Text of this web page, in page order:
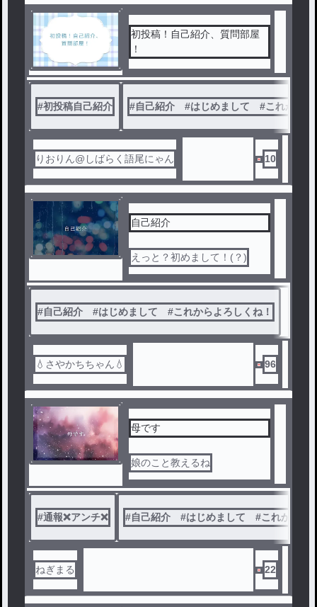
初投稿！自己紹介、質問部屋
！
#初投稿自己紹介 #自己紹介 #はじめまして #これからよ
りおりん@しばらく語尾にゃん 10
自己紹介
えっと？初めまして！(？)
#自己紹介 #はじめまして #これからよろしくね！
💧さやかちちゃん💧 96
母です
娘のこと教えるね
#通報❌アンチ❌ #自己紹介 #はじめまして #これからよ
ねぎまる 22